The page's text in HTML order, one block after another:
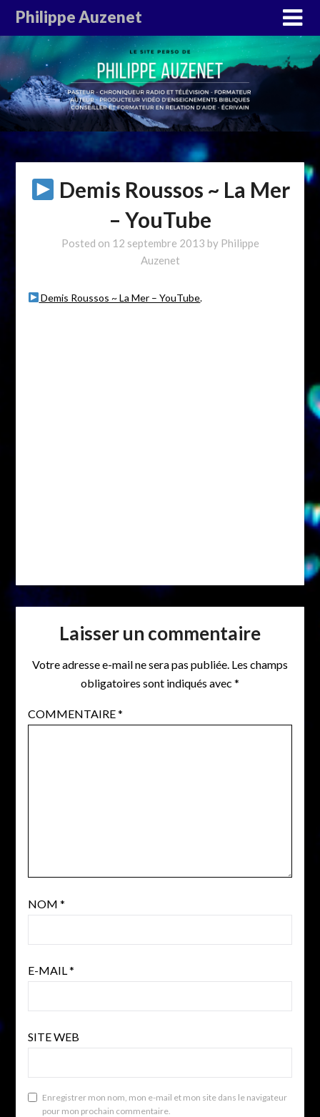
Philippe Auzenet
Demis Roussos ~ La Mer
– YouTube
Posted on 12 septembre 2013 by Philippe
Auzenet
Demis Roussos ~ La Mer – YouTube.
Laisser un commentaire
Votre adresse e-mail ne sera pas publiée. Les champs
obligatoires sont indiqués avec *
COMMENTAIRE*
NOM *
E-MAIL *
SITE WEB
Enregistrer mon nom, mon e-mail et mon site dans le navigateur
pour mon prochain commentaire.